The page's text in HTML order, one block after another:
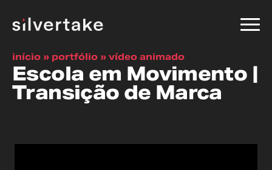
início » portfólio » vídeo animado
Escola em Movimento |
Transição de Marca